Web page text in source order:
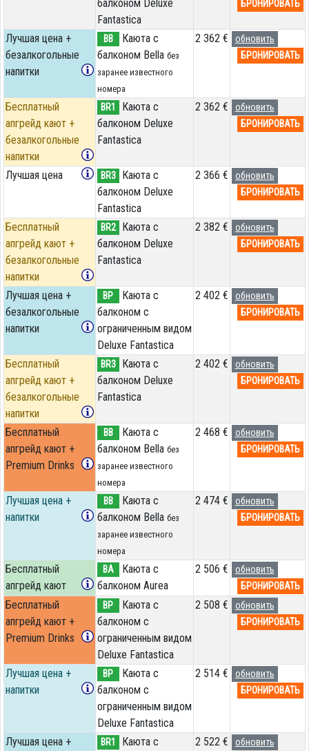
балконом Deluxe
Fantastica
БРОНИРОВАТЬ
Лучшая цена +
безалкогольные
напитки
BB
Каюта с
балконом Bella без
заранее известного
номера
2 362 €
обновить
БРОНИРОВАТЬ
Бесплатный
апгрейд кают +
безалкогольные
напитки
BR1
Каюта с
балконом Deluxe
Fantastica
2 362 €
обновить
БРОНИРОВАТЬ
Лучшая цена BR3
Каюта с
балконом Deluxe
Fantastica
2 366 €
обновить
БРОНИРОВАТЬ
Бесплатный
апгрейд кают +
безалкогольные
напитки
BR2
Каюта с
балконом Deluxe
Fantastica
2 382 €
обновить
БРОНИРОВАТЬ
Лучшая цена +
безалкогольные
напитки
BP
Каюта с
балконом c
ограниченным видом
Deluxe Fantastica
2 402 €
обновить
БРОНИРОВАТЬ
Бесплатный
апгрейд кают +
безалкогольные
напитки
BR3
Каюта с
балконом Deluxe
Fantastica
2 402 €
обновить
БРОНИРОВАТЬ
Бесплатный
апгрейд кают +
Premium Drinks
BB
Каюта с
балконом Bella без
заранее известного
номера
2 468 €
обновить
БРОНИРОВАТЬ
Лучшая цена +
напитки
BB
Каюта с
балконом Bella без
заранее известного
номера
2 474 €
обновить
БРОНИРОВАТЬ
Бесплатный
апгрейд кают
BA
Каюта с
балконом Aurea
2 506 €
обновить
БРОНИРОВАТЬ
Бесплатный
апгрейд кают +
Premium Drinks
BP
Каюта с
балконом c
ограниченным видом
Deluxe Fantastica
2 508 €
обновить
БРОНИРОВАТЬ
Лучшая цена +
напитки
BP
Каюта с
балконом c
ограниченным видом
Deluxe Fantastica
2 514 €
обновить
БРОНИРОВАТЬ
Лучшая цена +
BR1
Каюта с
2 522 €
обновить